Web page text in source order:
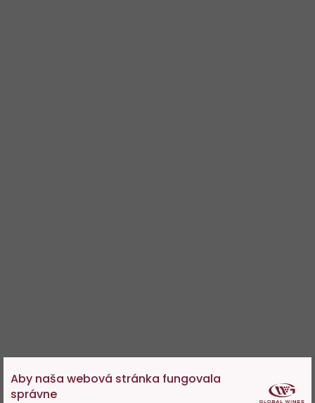
Aby naša webová stránka fungovala
správne